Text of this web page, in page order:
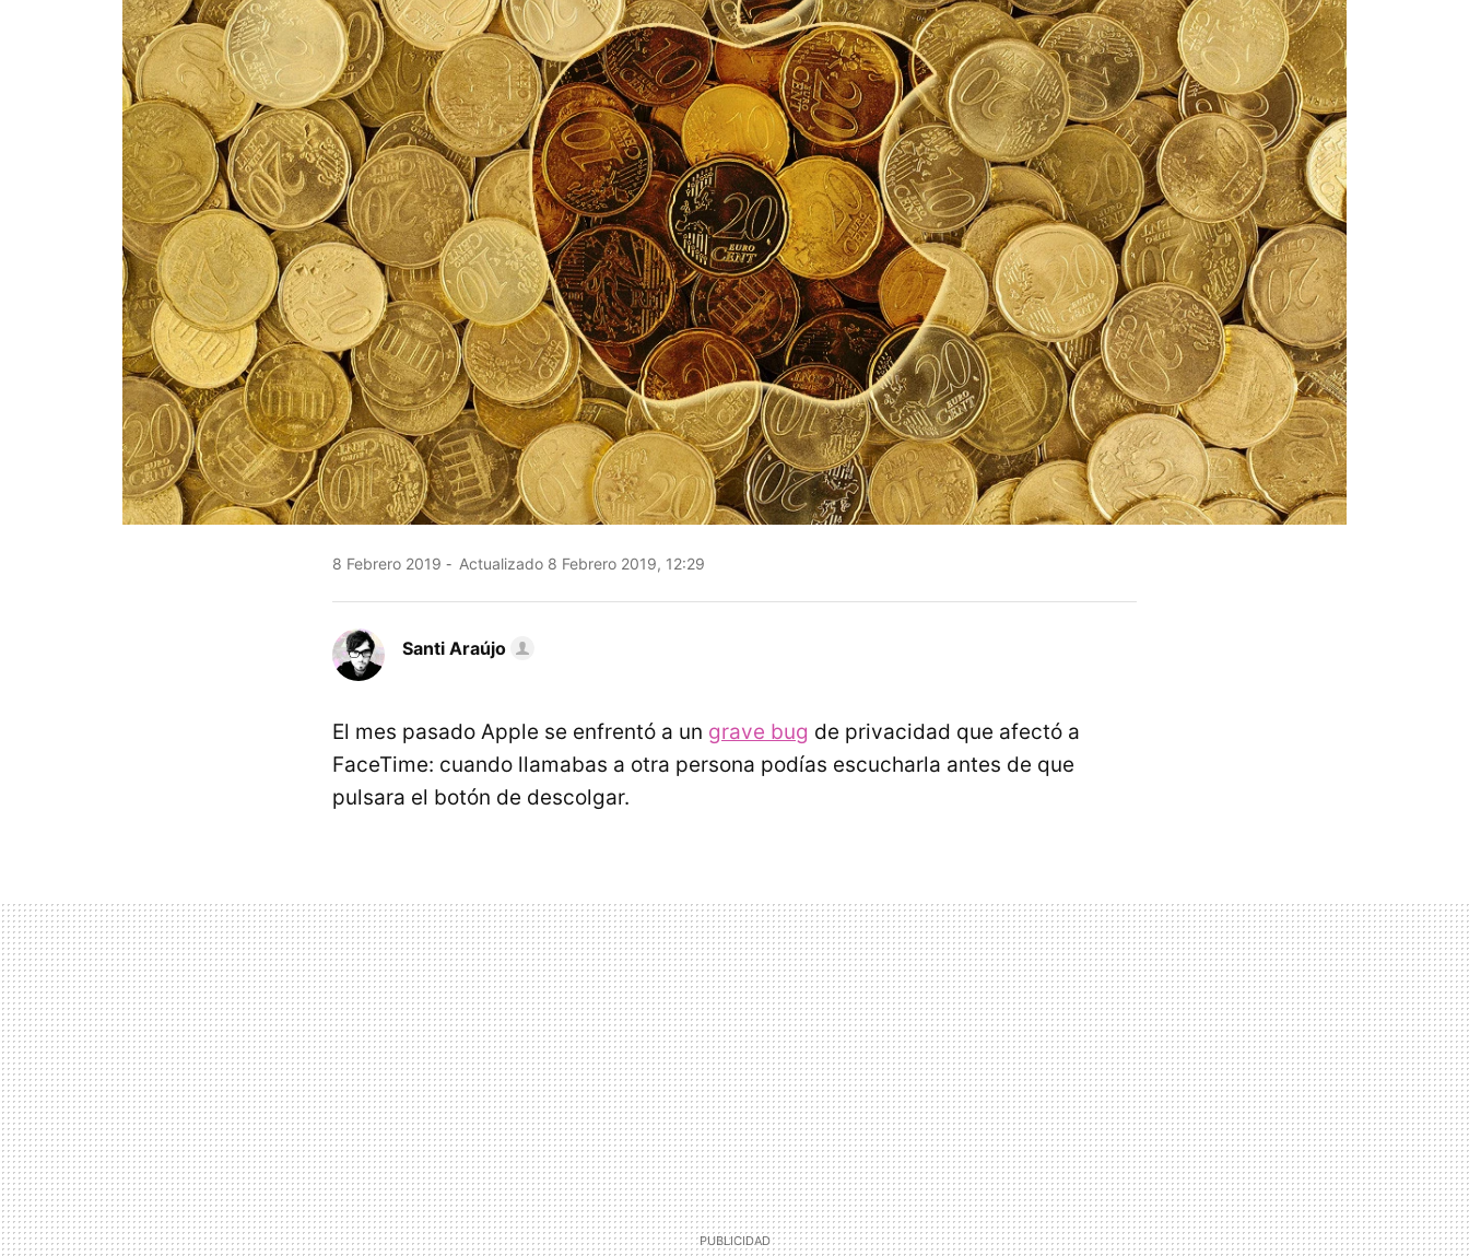
8 Febrero 2019 Actualizado 8 Febrero 2019, 12:29
Santi Araújo
El mes pasado Apple se enfrentó a un grave bug de privacidad que afectó a
FaceTime: cuando llamabas a otra persona podías escucharla antes de que
pulsara el botón de descolgar.